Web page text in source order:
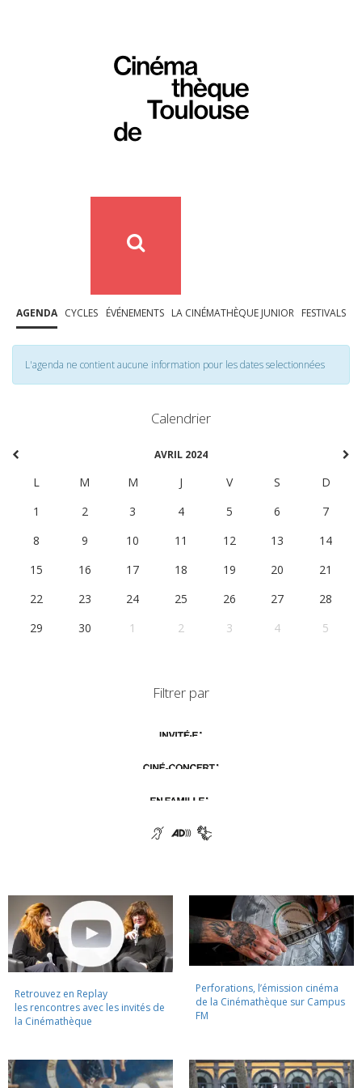
AGENDA CYCLES ÉVÉNEMENTS LA CINÉMATHÈQUE JUNIOR FESTIVALS
L'agenda ne contient aucune information pour les dates selectionnées
Calendrier
AVRIL 2024
L M M J V S
D
1
2 3 4 5 6
7
8
9 10 11 12 13
14
15
16 17 18 19 20
21
22
23 24 25 26 27
28
29
30 1 2 3 4 5
Filtrer par
Retrouvez en Replay
les rencontres avec les invités de
la Cinémathèque
Perforations, l’émission cinéma
de la Cinémathèque sur Campus
FM